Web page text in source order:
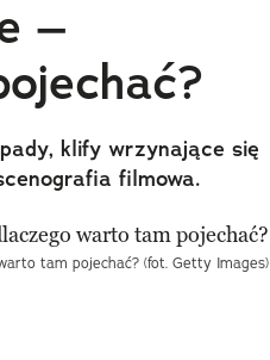
–
klify wrzynające się
filmowa.
tam pojechać? (fot. Getty Images)